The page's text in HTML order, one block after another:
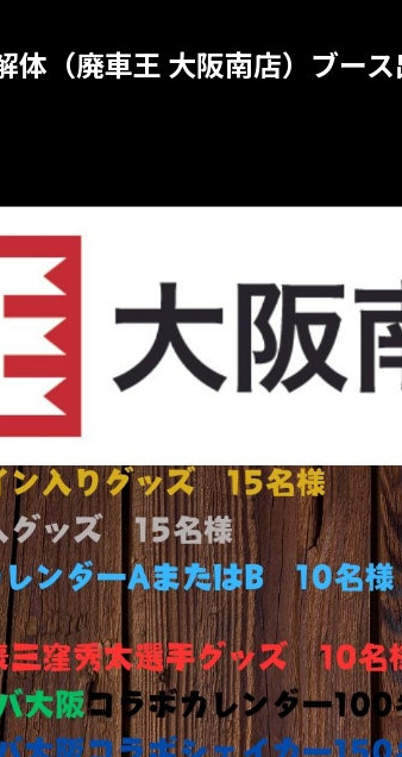
（廃車王 大阪南店）ブー